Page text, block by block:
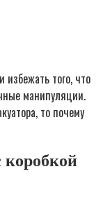
избежать того, что
манипуляции.
то почему
коробкой